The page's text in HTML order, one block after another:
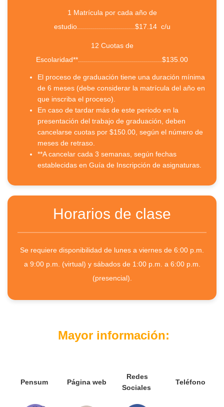
1 Matrícula por cada año de
estudio.............................$17.14 c/u
12 Cuotas de
Escolaridad**..........................................$135.00
El proceso de graduación tiene una duración mínima
de 6 meses (debe considerar la matrícula del año en
que inscriba el proceso).
En caso de tardar más de este periodo en la
presentación del trabajo de graduación, deben
cancelarse cuotas por $150.00, según el número de
meses de retraso.
**A cancelar cada 3 semanas, según fechas
establecidas en Guía de Inscripción de asignaturas.
Horarios de clase
Se requiere disponibilidad de lunes a viernes de 6:00 p.m.
a 9:00 p.m. (virtual) y sábados de 1:00 p.m. a 6:00 p.m.
(presencial).
Mayor información:
Pensum Página web
Redes
Sociales
Teléfono